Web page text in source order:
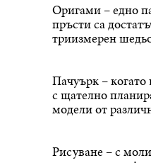
Оригами – едно
пръсти са
триизмерен
Пачуърк –
с щателно
модели от
Рисуване – с